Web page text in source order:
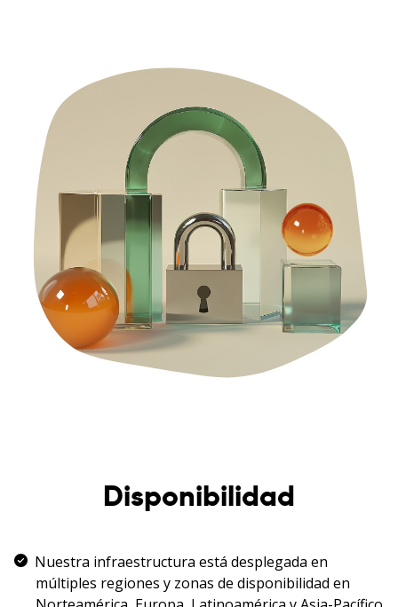
Disponibilidad
Nuestra infraestructura está desplegada en
múltiples regiones y zonas de disponibilidad en